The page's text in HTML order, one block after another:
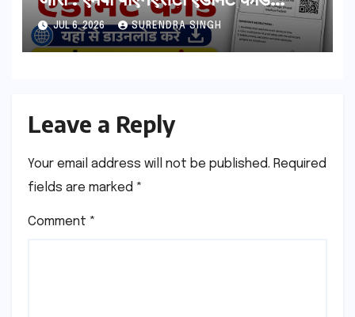
esb.mp.gov.in से डाउनलोड करे
JUL 6, 2026 SURENDRA SINGH
Leave a Reply
Your email address will not be published. Required
fields are marked *
Comment *